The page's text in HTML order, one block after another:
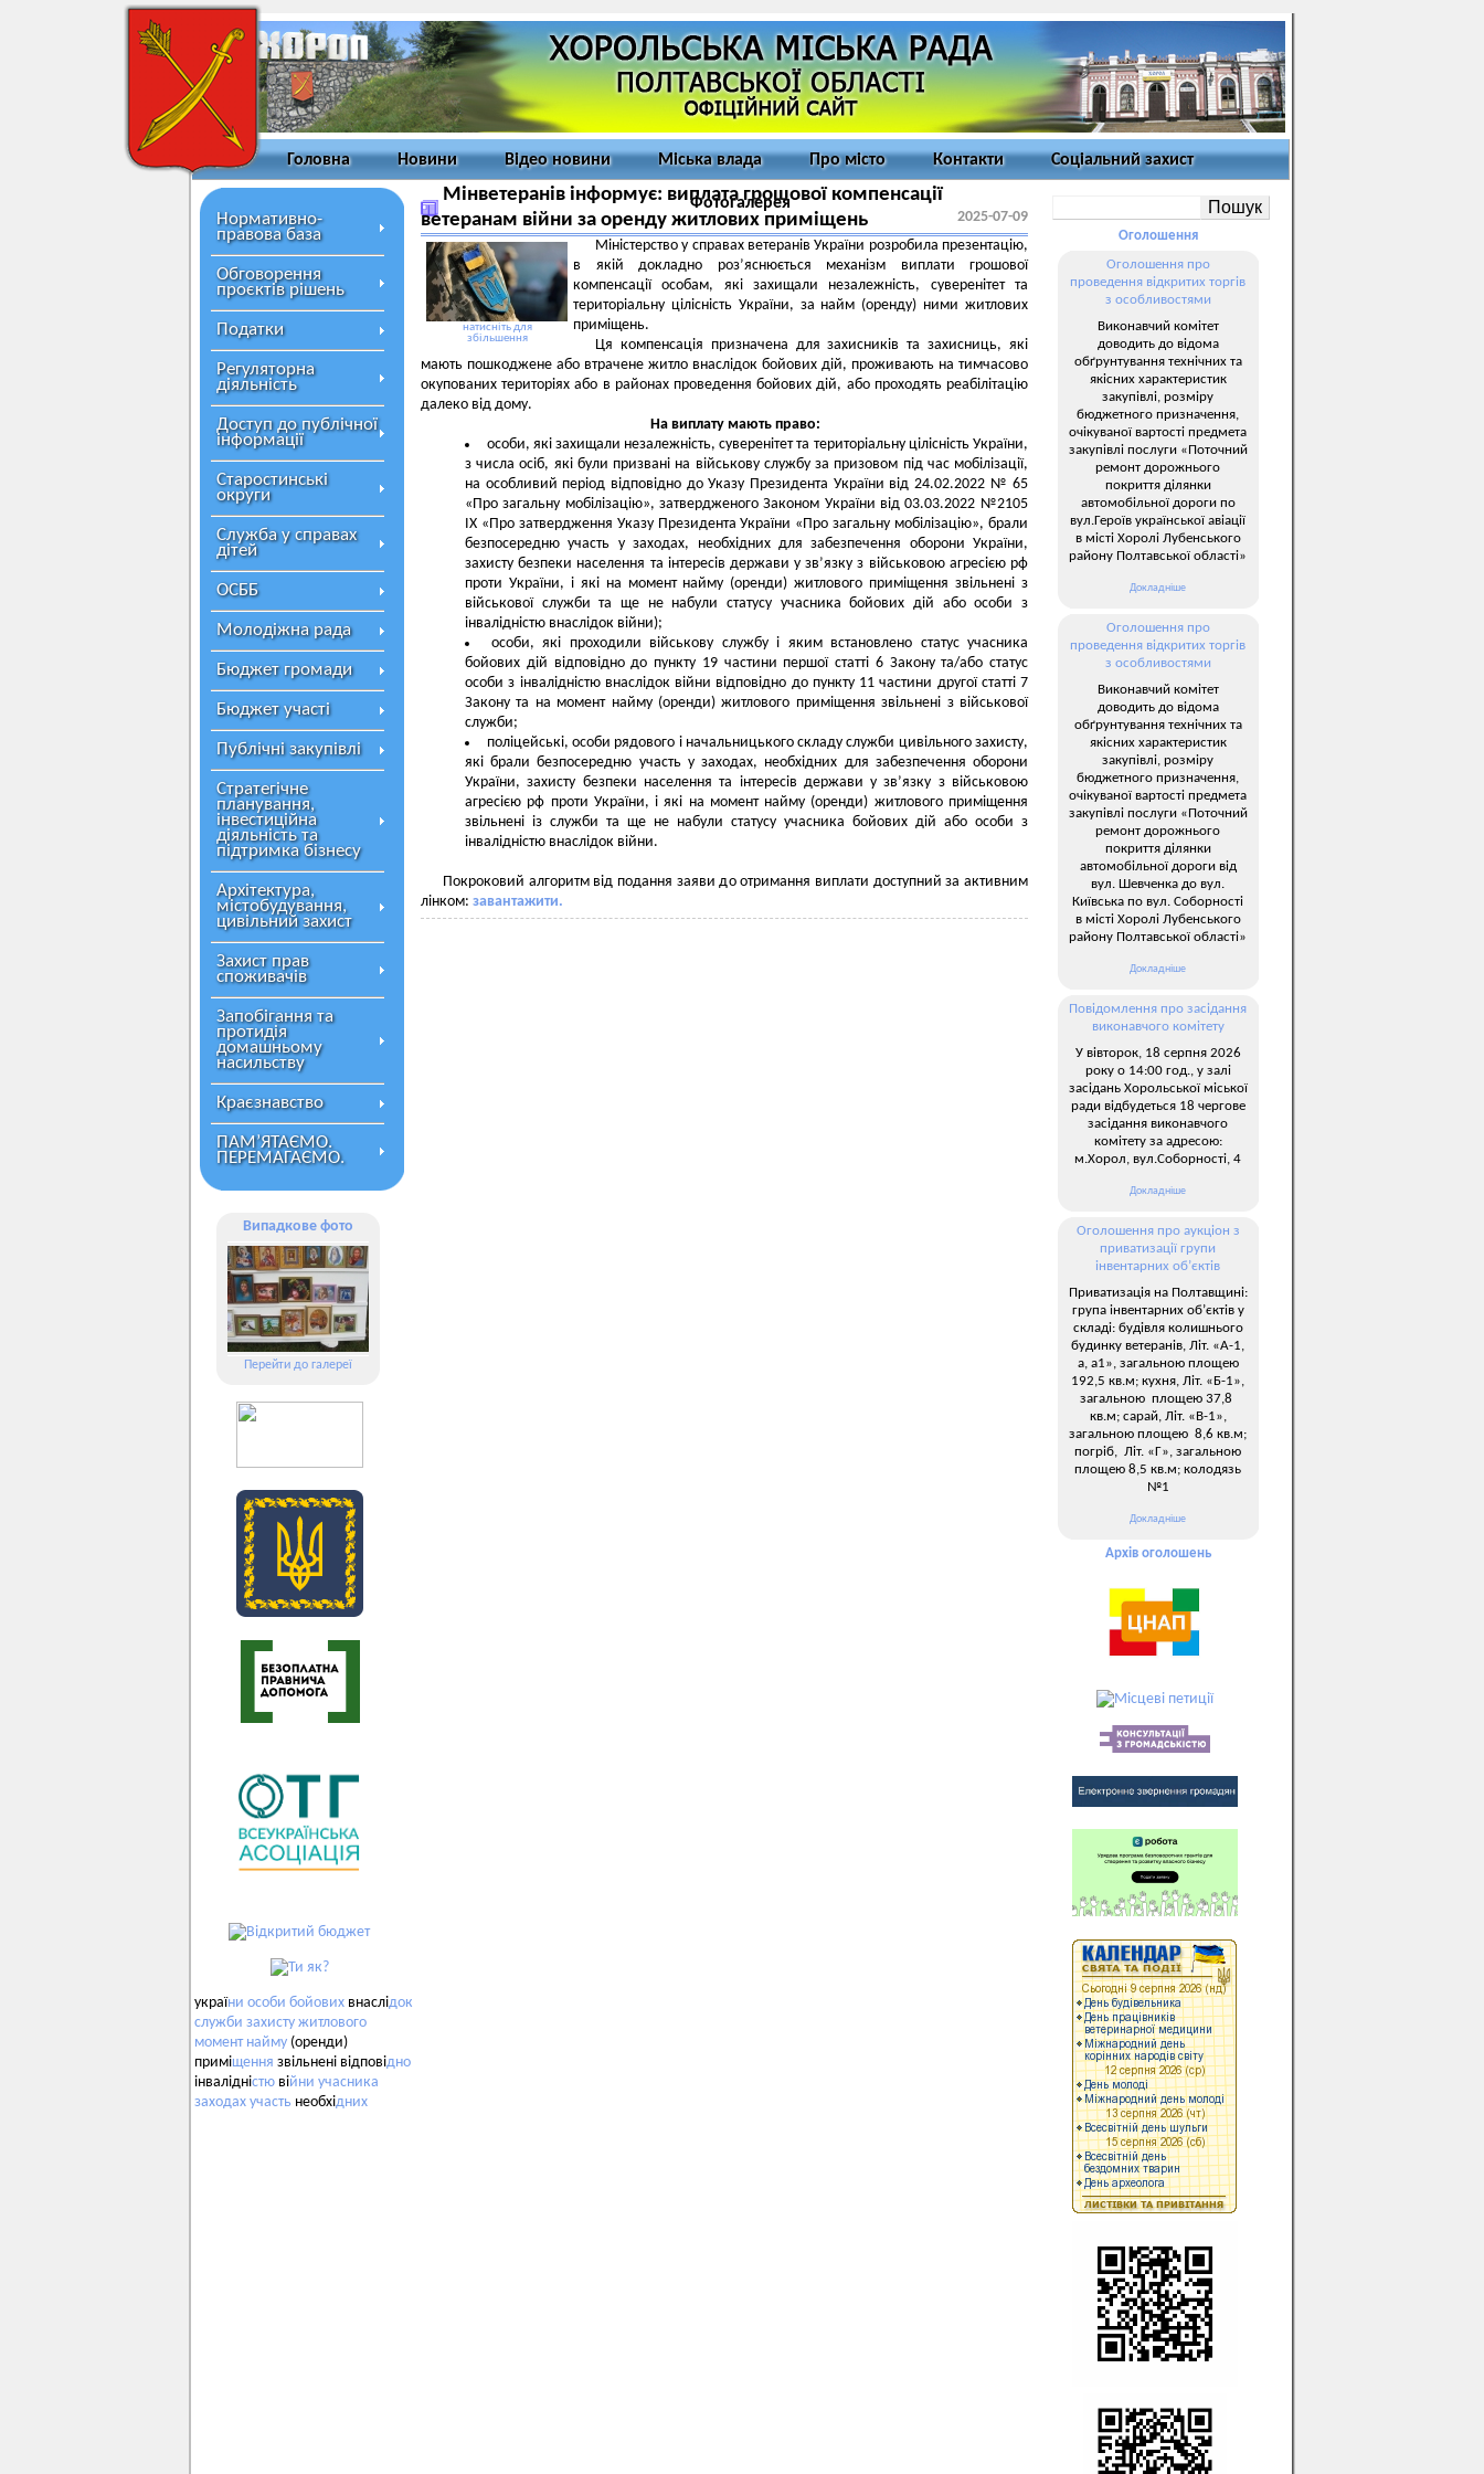
Головна Новини Відео новини Міська влада Про місто Контакти Соціальний захист
Фотогалерея
Нормативно-
правова база
Обговорення
проєктів рішень
Податки
Регуляторна
діяльність
Доступ до публічної
інформації
Старостинські
округи
Служба у справах
дітей
ОСББ
Молодіжна рада
Бюджет громади
Бюджет участі
Публічні закупівлі
Стратегічне
планування,
інвестиційна
діяльність та
підтримка бізнесу
Архітектура,
містобудування,
цивільний захист
Захист прав
споживачів
Запобігання та
протидія
домашньому
насильству
Краєзнавство
ПАМ’ЯТАЄМО.
ПЕРЕМАГАЄМО.
Випадкове фото
Перейти до галереї
україни особи бойових внаслідок
служби захисту житлового
момент найму (оренди)
приміщення звільнені відповідно
інвалідністю війни учасника
заходах участь необхідних
Мінветеранів інформує: виплата грошової компенсації
ветеранам війни за оренду житлових приміщень
2025-07-09
натисніть для
збільшення
Міністерство у справах ветеранів України розробила презентацію,
в якій докладно роз’яснюється механізм виплати грошової
компенсації особам, які захищали незалежність, суверенітет та
територіальну цілісність України, за найм (оренду) ними житлових
приміщень.
Ця компенсація призначена для захисників та захисниць, які
мають пошкоджене або втрачене житло внаслідок бойових дій, проживають на тимчасово
окупованих територіях або в районах проведення бойових дій, або проходять реабілітацію
далеко від дому.
На виплату мають право:
особи, які захищали незалежність, суверенітет та територіальну цілісність України,
з числа осіб, які були призвані на військову службу за призовом під час мобілізації,
на особливий період відповідно до Указу Президента України від 24.02.2022 № 65
«Про загальну мобілізацію», затвердженого Законом України від 03.03.2022 №2105
IX «Про затвердження Указу Президента України «Про загальну мобілізацію», брали
безпосередню участь у заходах, необхідних для забезпечення оборони України,
захисту безпеки населення та інтересів держави у зв’язку з військовою агресією рф
проти України, і які на момент найму (оренди) житлового приміщення звільнені з
військової служби та ще не набули статусу учасника бойових дій або особи з
інвалідністю внаслідок війни);
особи, які проходили військову службу і яким встановлено статус учасника
бойових дій відповідно до пункту 19 частини першої статті 6 Закону та/або статус
особи з інвалідністю внаслідок війни відповідно до пункту 11 частини другої статті 7
Закону та на момент найму (оренди) житлового приміщення звільнені з військової
служби;
поліцейські, особи рядового і начальницького складу служби цивільного захисту,
які брали безпосередню участь у заходах, необхідних для забезпечення оборони
України, захисту безпеки населення та інтересів держави у зв’язку з військовою
агресією рф проти України, і які на момент найму (оренди) житлового приміщення
звільнені із служби та ще не набули статусу учасника бойових дій або особи з
інвалідністю внаслідок війни.
Покроковий алгоритм від подання заяви до отримання виплати доступний за активним
лінком: завантажити.
Оголошення
Оголошення про
проведення відкритих торгів
з особливостями
Виконавчий комітет
доводить до відома
обґрунтування технічних та
якісних характеристик
закупівлі, розміру
бюджетного призначення,
очікуваної вартості предмета
закупівлі послуги «Поточний
ремонт дорожнього
покриття ділянки
автомобільної дороги по
вул.Героїв української авіації
в місті Хоролі Лубенського
району Полтавської області»
Докладніше
Оголошення про
проведення відкритих торгів
з особливостями
Виконавчий комітет
доводить до відома
обґрунтування технічних та
якісних характеристик
закупівлі, розміру
бюджетного призначення,
очікуваної вартості предмета
закупівлі послуги «Поточний
ремонт дорожнього
покриття ділянки
автомобільної дороги від
вул. Шевченка до вул.
Київська по вул. Соборності
в місті Хоролі Лубенського
району Полтавської області»
Докладніше
Повідомлення про засідання
виконавчого комітету
У вівторок, 18 серпня 2026
року о 14:00 год., у залі
засідань Хорольської міської
ради відбудеться 18 чергове
засідання виконавчого
комітету за адресою:
м.Хорол, вул.Соборності, 4
Докладніше
Оголошення про аукціон з
приватизації групи
інвентарних об’єктів
Приватизація на Полтавщині:
група інвентарних об’єктів у
складі: будівля колишнього
будинку ветеранів, Літ. «А-1,
а, а1», загальною площею
192,5 кв.м; кухня, Літ. «Б-1»,
загальною площею 37,8
кв.м; сарай, Літ. «В-1»,
загальною площею 8,6 кв.м;
погріб, Літ. «Г», загальною
площею 8,5 кв.м; колодязь
№1
Докладніше
Архів оголошень